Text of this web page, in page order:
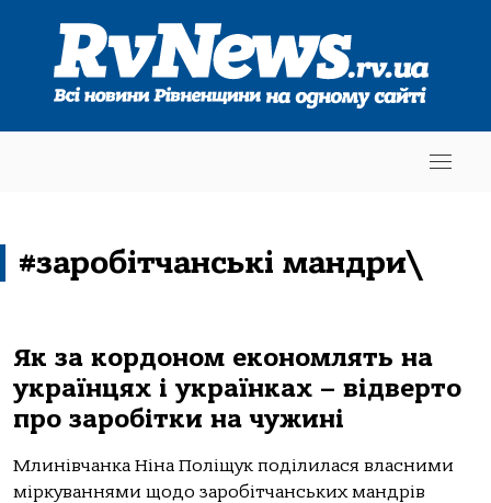
#заробітчанські мандри\
Як за кордоном економлять на
українцях і українках – відверто
про заробітки на чужині
Млинівчанка Ніна Поліщук поділилася власними
міркуваннями щодо заробітчанських мандрів